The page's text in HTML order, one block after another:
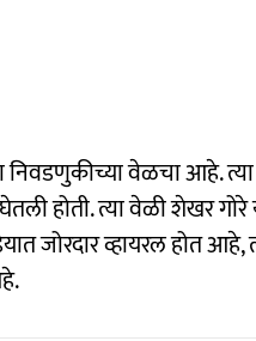
निवडणुकीच्या वेळचा आहे.
होती. त्या वेळी शेखर
जोरदार व्हायरल होत